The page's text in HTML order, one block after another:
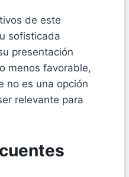
de este
sofisticada
presentación
menos favorable,
no es una opción
relevante para